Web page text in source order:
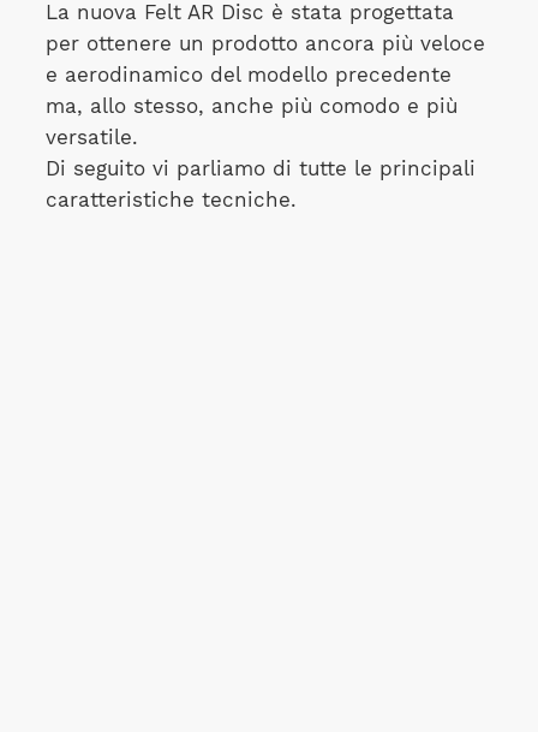
La nuova Felt AR Disc è stata progettata
per ottenere un prodotto ancora più veloce
e aerodinamico del modello precedente
ma, allo stesso, anche più comodo e più
versatile.
Di seguito vi parliamo di tutte le principali
caratteristiche tecniche.